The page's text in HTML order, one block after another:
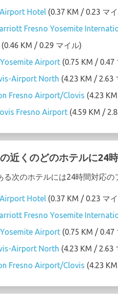
Hotel (0.37 KM / 0.23 マ
Fresno Yosemite
(0.46 KM / 0.29 マイル)
Airport (0.75 KM / 0.47
Airport North (4.23 KM / 2.63
Fresno Airport/Clovis (4.23
Fresno Airport (4.59 KM /
近くのどのホテルに24
次のホテルには24時間対応の
Hotel (0.37 KM / 0.23 マ
Fresno Yosemite
Airport (0.75 KM / 0.47
Airport North (4.23 KM / 2.63
Fresno Airport/Clovis (4.23